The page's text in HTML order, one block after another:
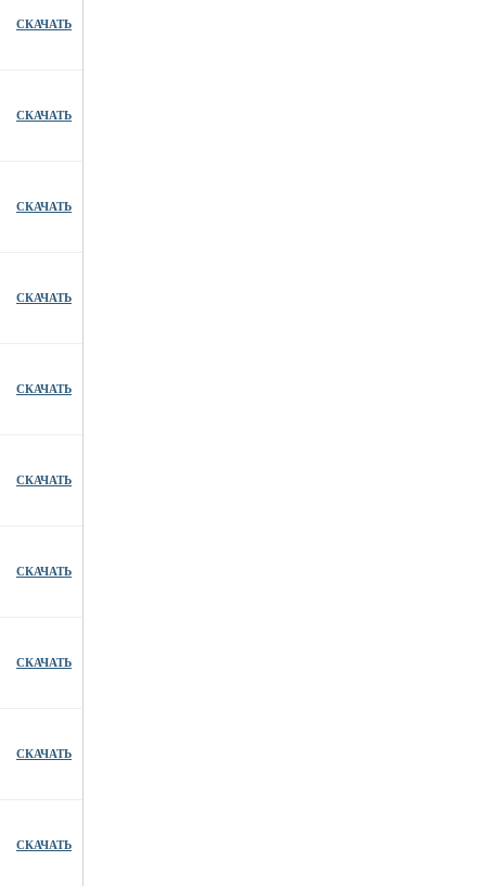
СКАЧАТЬ
СКАЧАТЬ
СКАЧАТЬ
СКАЧАТЬ
СКАЧАТЬ
СКАЧАТЬ
СКАЧАТЬ
СКАЧАТЬ
СКАЧАТЬ
СКАЧАТЬ